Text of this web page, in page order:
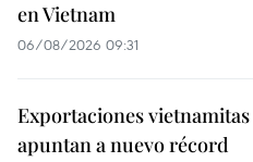
en Vietnam
06/08/2026 09:31
Exportaciones
apuntan a nuevo récord